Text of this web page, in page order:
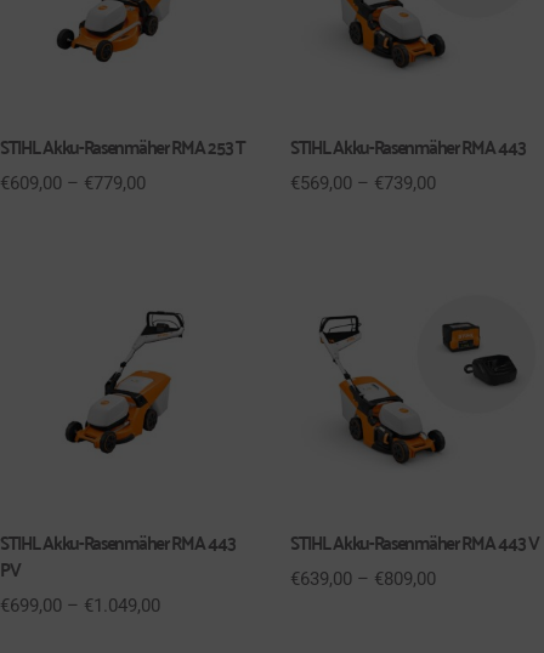
STIHL Akku-Rasenmäher RMA 253 T
€609,00 – €779,00
STIHL Akku-Rasenmäher RMA 443
€569,00 – €739,00
STIHL Akku-Rasenmäher RMA 443
PV
€699,00 – €1.049,00
STIHL Akku-Rasenmäher RMA 443 V
€639,00 – €809,00